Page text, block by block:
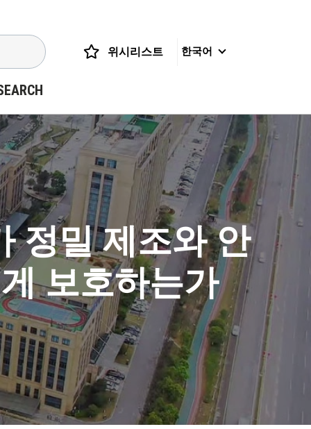
위시리스트 한국어
정밀 제조와 안
보호하는가